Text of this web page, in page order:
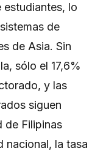
estudiantes, lo
de
de Asia. Sin
sólo el 17,6%
y las
siguen
de Filipinas
nacional, la tasa